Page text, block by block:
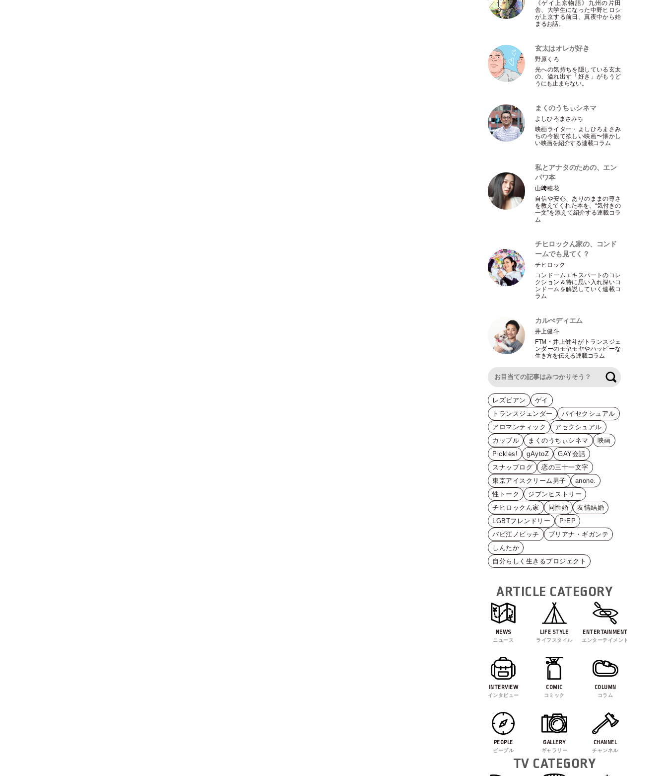
《ゲイ上京物語》九州の片田
舎、大学生になった中野ヒロシ
が上京する前日、真夜中から始
まるお話。
玄太はオレが好き
野原くろ
光への気持ちを隠している玄太
の、溢れ出す 「好き 」がもうど
うにも止まらない。
まくのうちぃシネマ
よしひろまさみち
映画ライター ・ よしひろまさみ
ちの今観て欲しい映画〜懐かし
い映画を紹介する連載コラム
私とアナタのための、エン
パワ本
山﨑穂花
自信や安心、ありのままの尊さ
を教えてくれた本を、“気付きの
一文”を添えて紹介する連載コラ
ム
チヒロックん家の、コンド
ームでも見てく？
チヒロック
コンドームエキスパートのコレ
クション＆特に思い入れ深いコ
ンドームを解説していく連載コ
ラム
カルぺディエム
井上健斗
FTM ・井上健斗がトランスジェ
ンダーのモヤモヤやハッピーな
生き方を伝える連載コラム
レズビアン
ゲイ
トランスジェンダー
バイセクシュアル
アロマンティック
アセクシュアル
カップル
まくのうちぃシネマ
映画
Pickles!
gAytoZ
GAY会話
スナップログ
恋の三十一文字
東京アイスクリーム男子
anone.
性トーク
ジブンヒストリー
チヒロックん家
同性婚
友情結婚
LGBTフレンドリー
PrEP
バビ江ノビッチ
ブリアナ・ギガンテ
しんたか
自分らしく生きるプロジェクト
ARTICLE CATEGORY
NEWS
ニュース
LIFE STYLE
ライフスタイル
ENTERTAINMENT
エンターテイメント
INTERVIEW
インタビュー
COMIC
コミック
COLUMN
コラム
PEOPLE
ピープル
GALLERY
ギャラリー
CHANNEL
チャンネル
TV CATEGORY